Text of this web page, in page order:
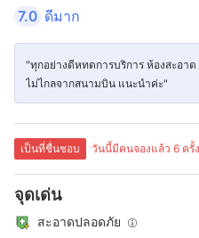
7.0 ดีมาก
"ทุกอย่างดีหทดการบริการ ห้องสะอาด
ไม่ไกลจากสนามบิน แนะนำค่ะ"
เป็นที่ชื่นชอบ วันนี้มีคนจองแล้ว 6 ครั้ง
จุดเด่น
สะอาดปลอดภัย